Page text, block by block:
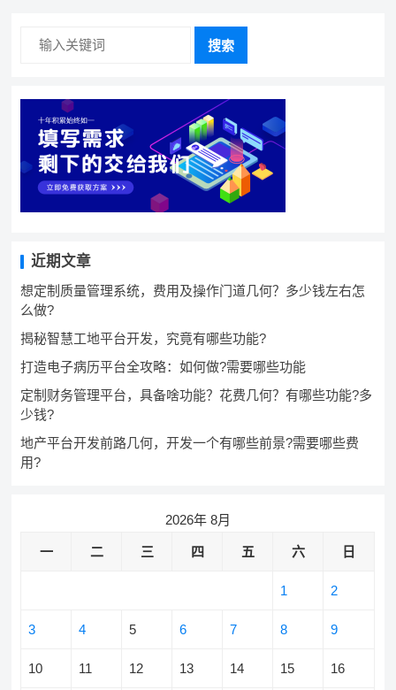
搜索
近期文章
想定制质量管理系统，费用及操作门道几何？多少钱左右怎
么做?
揭秘智慧工地平台开发，究竟有哪些功能?
打造电子病历平台全攻略：如何做?需要哪些功能
定制财务管理平台，具备啥功能？花费几何？有哪些功能?多
少钱?
地产平台开发前路几何，开发一个有哪些前景?需要哪些费
用?
2026年 8月
一 二 三 四 五 六 日
1 2
3 4 5 6 7 8 9
10 11 12 13 14 15 16